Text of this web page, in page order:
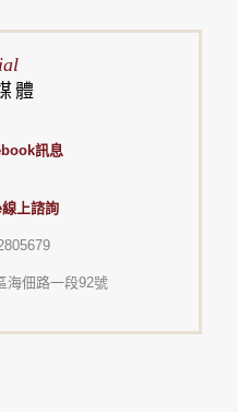
體
訊息
上諮詢
海佃路一段92號